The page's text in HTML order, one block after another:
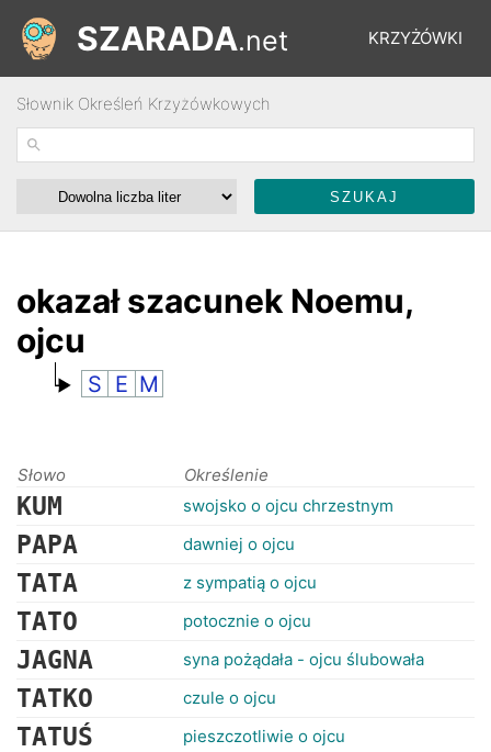
KRZYŻÓWKI
ŁAMIGŁÓWKI
RANKINGI
SZARADA.net
Słownik Określeń Krzyżówkowych
okazał szacunek Noemu,
ojcu
S E M
Słowo Określenie
KUM swojsko o ojcu chrzestnym
PAPA dawniej o ojcu
TATA z sympatią o ojcu
TATO potocznie o ojcu
JAGNA syna pożądała - ojcu ślubowała
TATKO czule o ojcu
TATUŚ pieszczotliwie o ojcu